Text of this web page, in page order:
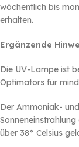
wöchentlich bis
erhalten.
Ergänzende
Die UV-Lampe ist
Optimators für
Der Ammoniak-
über 38° Celsius